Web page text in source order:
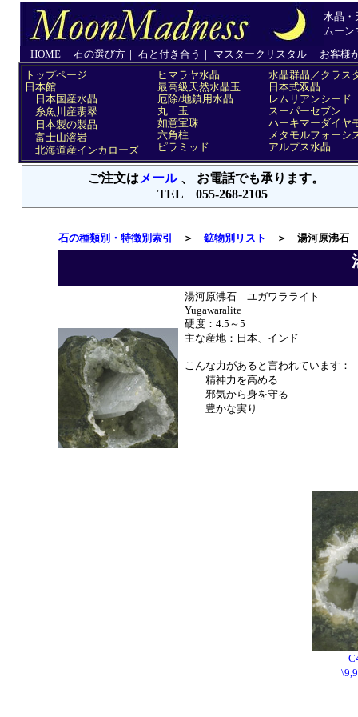
石の種類別・特徴別索引 ＞ 鉱物別リスト ＞ 湯河原沸石
湯河原沸石 ユガワラライト
Yugawaralite
硬度：4.5～5
主な産地：日本、インド
こんな力があると言われています：
精神力を高める
邪気から身を守る
豊かな実り